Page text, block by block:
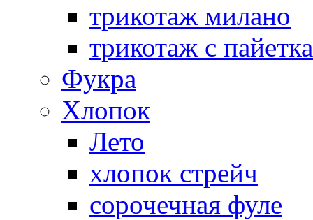
трикотаж милано
трикотаж с
Фукра
Хлопок
Лето
хлопок стрейч
cорочечная фуле